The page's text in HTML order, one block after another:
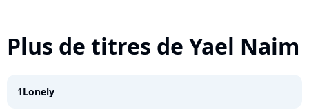
Plus de titres de Yael Naim
1 Lonely